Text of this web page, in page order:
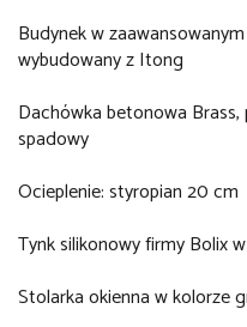
Budynek w
wybudowany z Itong
Dachówka betonowa
spadowy
Ocieplenie: styropian 20 cm
Tynk silikonowy firmy Bolix
Stolarka okienna w kolorze